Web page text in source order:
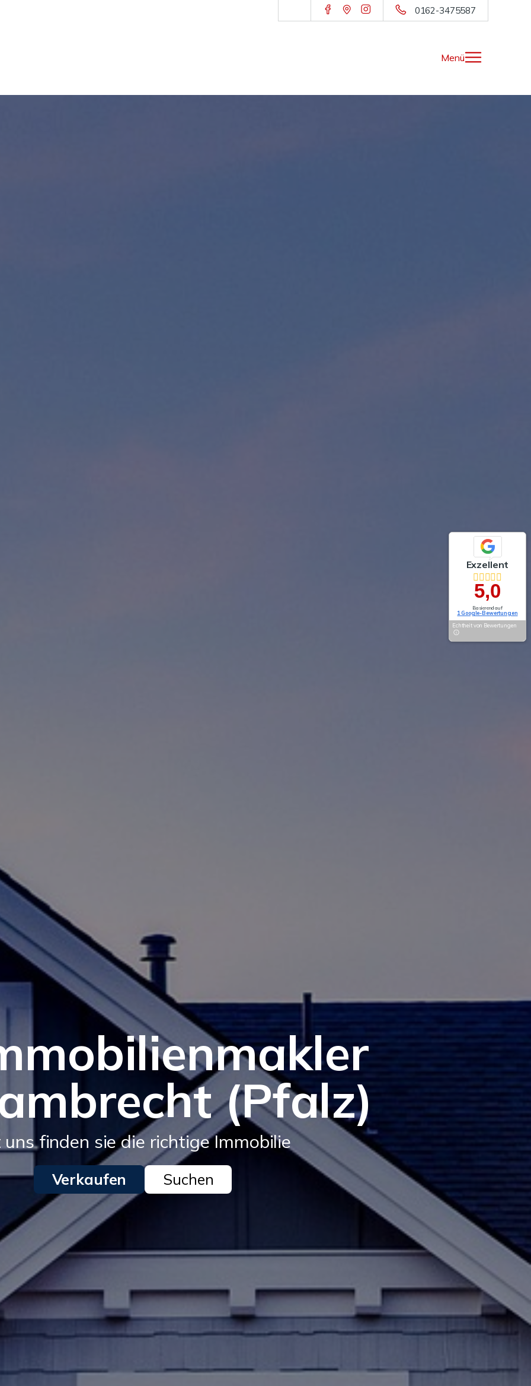
0162-3475587
Menü
(Pfalz)
finden sie die richtige Immobilie
Verkaufen Suchen
Exzellent
5,0
Basierend auf
1 Google-Bewertungen
Echtheit von Bewertungen